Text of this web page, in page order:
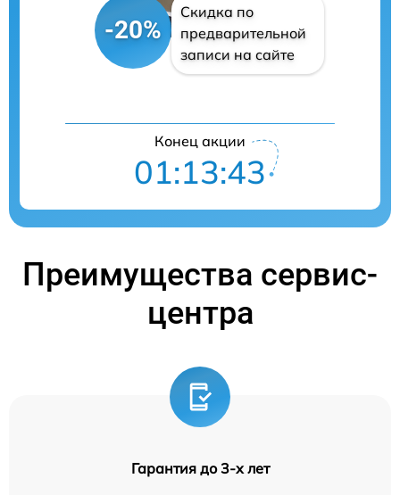
-20%
Скидка по
предварительной
записи на сайте
Конец акции
01:13:42
Преимущества сервис-
центра
Гарантия до 3-х лет